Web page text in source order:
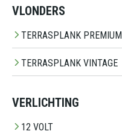
VLONDERS
TERRASPLANK PREMIUM
TERRASPLANK VINTAGE
VERLICHTING
12 VOLT